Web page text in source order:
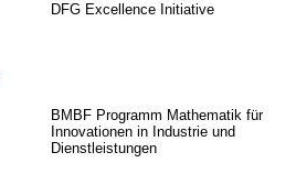
DFG Excellence Initiative
BMBF Programm Mathematik für
Innovationen in Industrie und
Dienstleistungen